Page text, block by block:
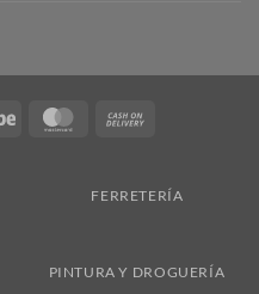
Stripe MasterCard
FERRETERÍA
PINTURA Y DROGUERÍA